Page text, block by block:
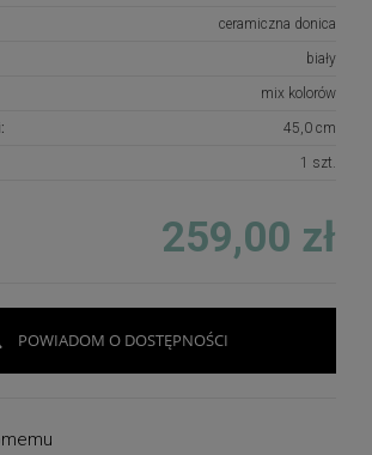
ceramiczna donica
biały
mix kolorów
45,0 cm
1 szt.
259,00 zł
POWIADOM O DOSTĘPNOŚCI